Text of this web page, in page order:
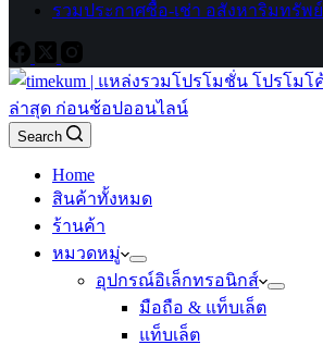
รวมประกาศซื้อ-เช่า อสังหาริมทรัพย์
Search
Home
สินค้าทั้งหมด
ร้านค้า
หมวดหมู่
อุปกรณ์อิเล็กทรอนิกส์
มือถือ & แท็บเล็ต
แท็บเล็ต